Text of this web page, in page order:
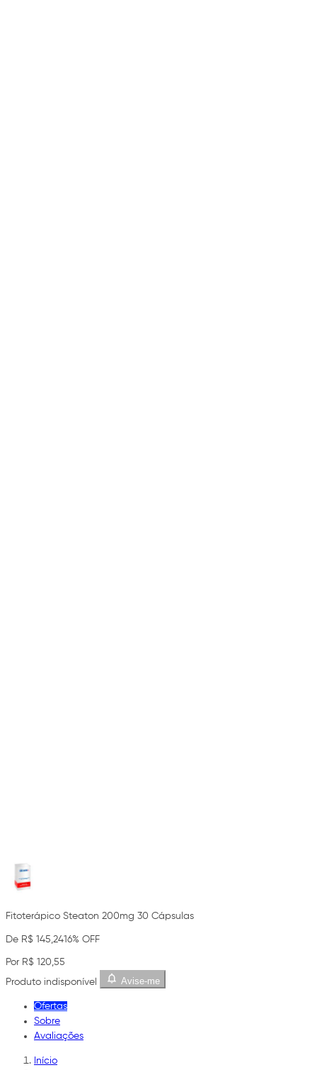
Fitoterápico Steaton 200mg 30 Cápsulas
De R$ 145,2416% OFF
Por R$ 120,55
Produto indisponível
Avise-me
Ofertas
Sobre
Avaliações
Início